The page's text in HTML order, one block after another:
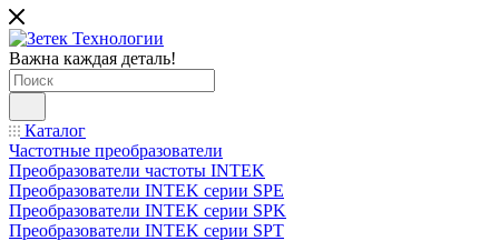
Важна каждая деталь!
Каталог
Частотные преобразователи
Преобразователи частоты INTEK
Преобразователи INTEK серии SPE
Преобразователи INTEK серии SPK
Преобразователи INTEK серии SPT